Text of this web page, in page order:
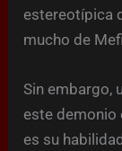
estereotípica
mucho de
Sin embargo,
este demonio
es su